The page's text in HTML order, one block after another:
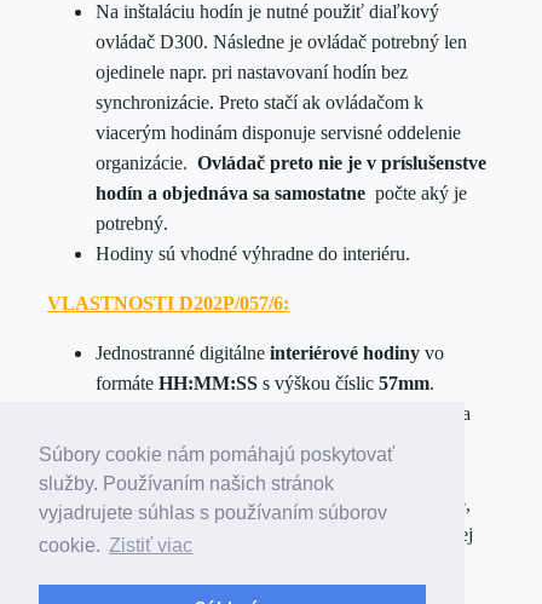
Súbory cookie nám pomáhajú poskytovať
služby. Používaním našich stránok
vyjadrujete súhlas s používaním súborov
cookie. Zistiť viac
Na inštaláciu hodín je nutné použiť diaľkový
ovládač D300. Následne je ovládač potrebný len
ojedinele napr. pri nastavovaní hodín bez
synchronizácie. Preto stačí ak ovládačom k
viacerým hodinám disponuje servisné oddelenie
organizácie. Ovládač preto nie je v príslušenstve
hodín a objednáva sa samostatne počte aký je
potrebný.
Hodiny sú vhodné výhradne do interiéru.
VLASTNOSTI D202P/057/6:
Jednostranné digitálne interiérové hodiny vo
formáte HH:MM:SS s výškou číslic 57mm.
Kovová skrinka doplnená transparentným plexi a
farebnými bočnicami.
Rozmery: 405 x 100 x
65mm
Autonómny chodbez vonkajšej synchronizácie,
resp. synchronizovaný hranou impulzu podružnej
, tak sa nastaví